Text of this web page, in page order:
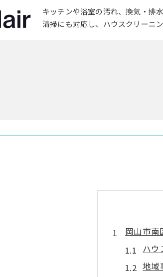
キッチンや浴室の汚れ、換気・排
清掃にも対応し、ハウスクリーニ
岡山市南
ハウ
地域